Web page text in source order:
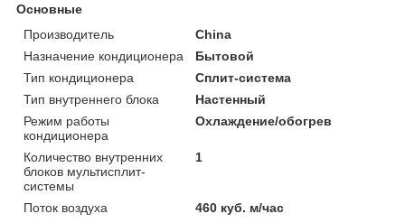
Основные
Производитель
China
Назначение кондиционера
Бытовой
Тип кондиционера
Сплит-система
Тип внутреннего блока
Настенный
Режим работы
кондиционера
Охлаждение/обогрев
Количество внутренних
блоков мультисплит-
системы
1
Поток воздуха
460 куб. м/час